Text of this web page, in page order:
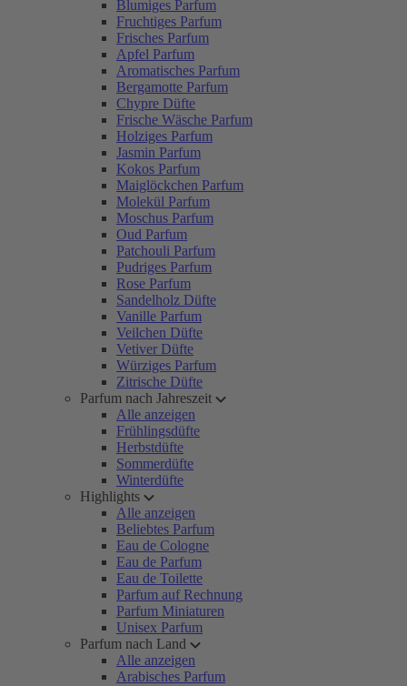
Blumiges Parfum
Fruchtiges Parfum
Frisches Parfum
Apfel Parfum
Aromatisches Parfum
Bergamotte Parfum
Chypre Düfte
Frische Wäsche Parfum
Holziges Parfum
Jasmin Parfum
Kokos Parfum
Maiglöckchen Parfum
Molekül Parfum
Moschus Parfum
Oud Parfum
Patchouli Parfum
Pudriges Parfum
Rose Parfum
Sandelholz Düfte
Vanille Parfum
Veilchen Düfte
Vetiver Düfte
Würziges Parfum
Zitrische Düfte
Parfum nach Jahreszeit
Alle anzeigen
Frühlingsdüfte
Herbstdüfte
Sommerdüfte
Winterdüfte
Highlights
Alle anzeigen
Beliebtes Parfum
Eau de Cologne
Eau de Parfum
Eau de Toilette
Parfum auf Rechnung
Parfum Miniaturen
Unisex Parfum
Parfum nach Land
Alle anzeigen
Arabisches Parfum